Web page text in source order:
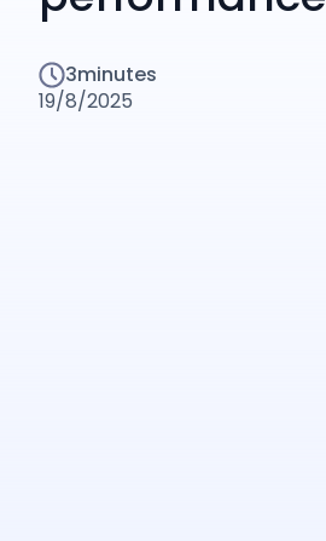
3minutes
19/8/2025